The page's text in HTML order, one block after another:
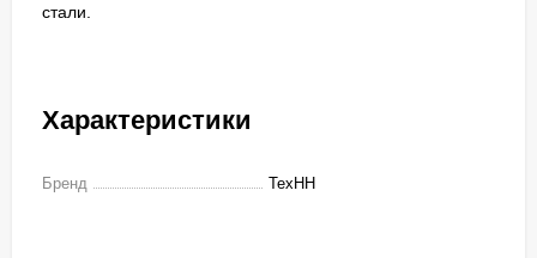
стали.
Характеристики
Бренд ТехНН